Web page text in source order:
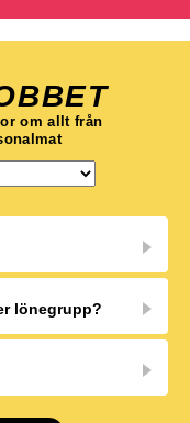
om allt från
lönegrupp?